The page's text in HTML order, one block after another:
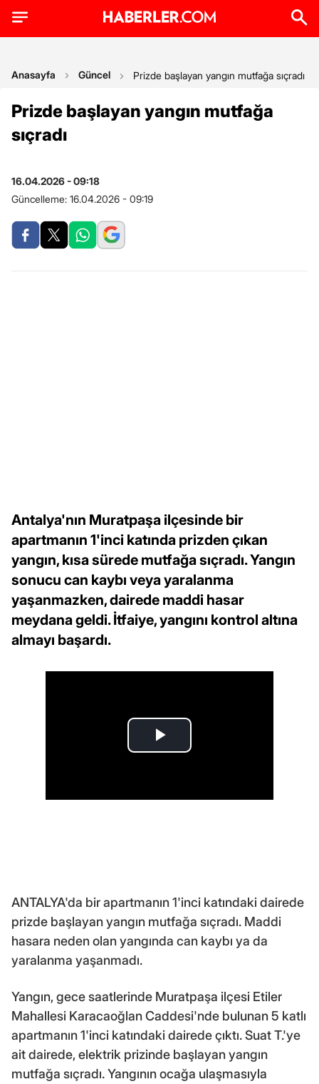
Anasayfa Güncel Prizde başlayan yangın mutfağa sıçradı
Prizde başlayan yangın mutfağa
sıçradı
16.04.2026 - 09:18
Güncelleme: 16.04.2026 - 09:19
Antalya'nın Muratpaşa ilçesinde bir
apartmanın 1'inci katında prizden çıkan
yangın, kısa sürede mutfağa sıçradı. Yangın
sonucu can kaybı veya yaralanma
yaşanmazken, dairede maddi hasar
meydana geldi. İtfaiye, yangını kontrol altına
almayı başardı.
ANTALYA'da bir apartmanın 1'inci katındaki dairede
prizde başlayan yangın mutfağa sıçradı. Maddi
hasara neden olan yangında can kaybı ya da
yaralanma yaşanmadı.
Yangın, gece saatlerinde Muratpaşa ilçesi Etiler
Mahallesi Karacaoğlan Caddesi'nde bulunan 5 katlı
apartmanın 1'inci katındaki dairede çıktı. Suat T.'ye
ait dairede, elektrik prizinde başlayan yangın
mutfağa sıçradı. Yangının ocağa ulaşmasıyla